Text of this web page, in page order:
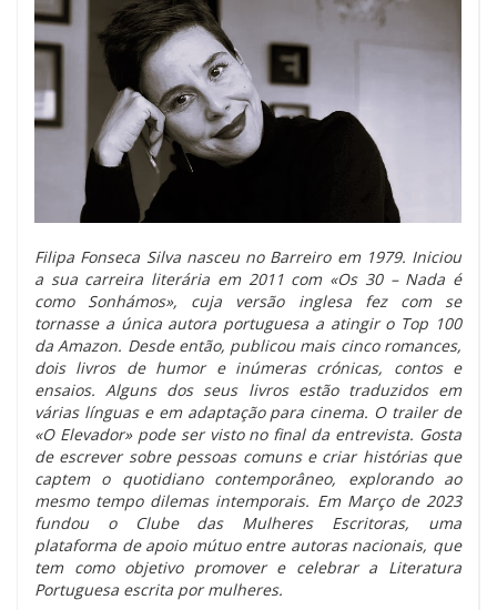
Filipa Fonseca Silva nasceu no Barreiro em 1979. Iniciou
a sua carreira literária em 2011 com «Os 30 – Nada é
como Sonhámos», cuja versão inglesa fez com se
tornasse a única autora portuguesa a atingir o Top 100
da Amazon. Desde então, publicou mais cinco romances,
dois livros de humor e inúmeras crónicas, contos e
ensaios. Alguns dos seus livros estão traduzidos em
várias línguas e em adaptação para cinema. O trailer de
«O Elevador» pode ser visto no final da entrevista. Gosta
de escrever sobre pessoas comuns e criar histórias que
captem o quotidiano contemporâneo, explorando ao
mesmo tempo dilemas intemporais. Em Março de 2023
fundou o Clube das Mulheres Escritoras, uma
plataforma de apoio mútuo entre autoras nacionais, que
tem como objetivo promover e celebrar a Literatura
Portuguesa escrita por mulheres.